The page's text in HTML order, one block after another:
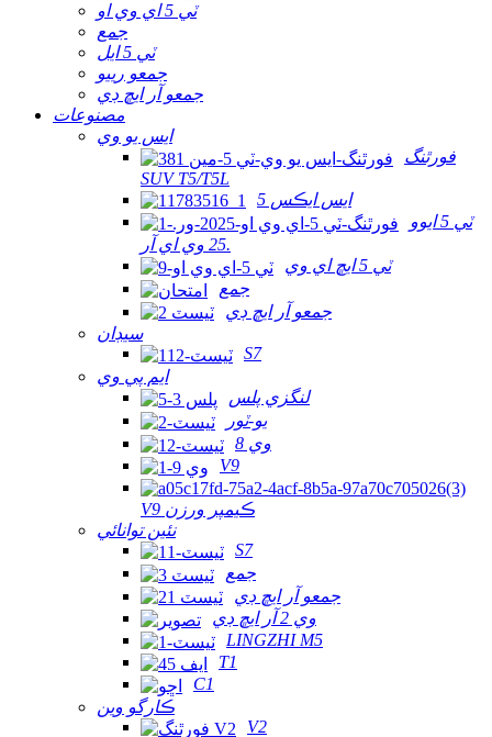
ٽي 5 اي وي او
جمع
ٽي 5 ايل
جمعو رييو
جمعو آر ايڇ ڊي
مصنوعات
ايس يو وي
فورٿنگ
SUV T5/T5L
ايس ايڪس 5
ٽي 5 ايوو
25 وي اي آر.
ٽي 5 ايڇ اي وي
جمع
جمعو آر ايڇ ڊي
سيڊان
S7
ايم پي وي
لنگزي پلس
يو-ٽور
وي 8
V9
V9 ڪيمپر ورزن
نئين توانائي
S7
جمع
جمعو آر ايڇ ڊي
وي 2 آر ايڇ ڊي
LINGZHI M5
T1
C1
ڪارگو وين
V2